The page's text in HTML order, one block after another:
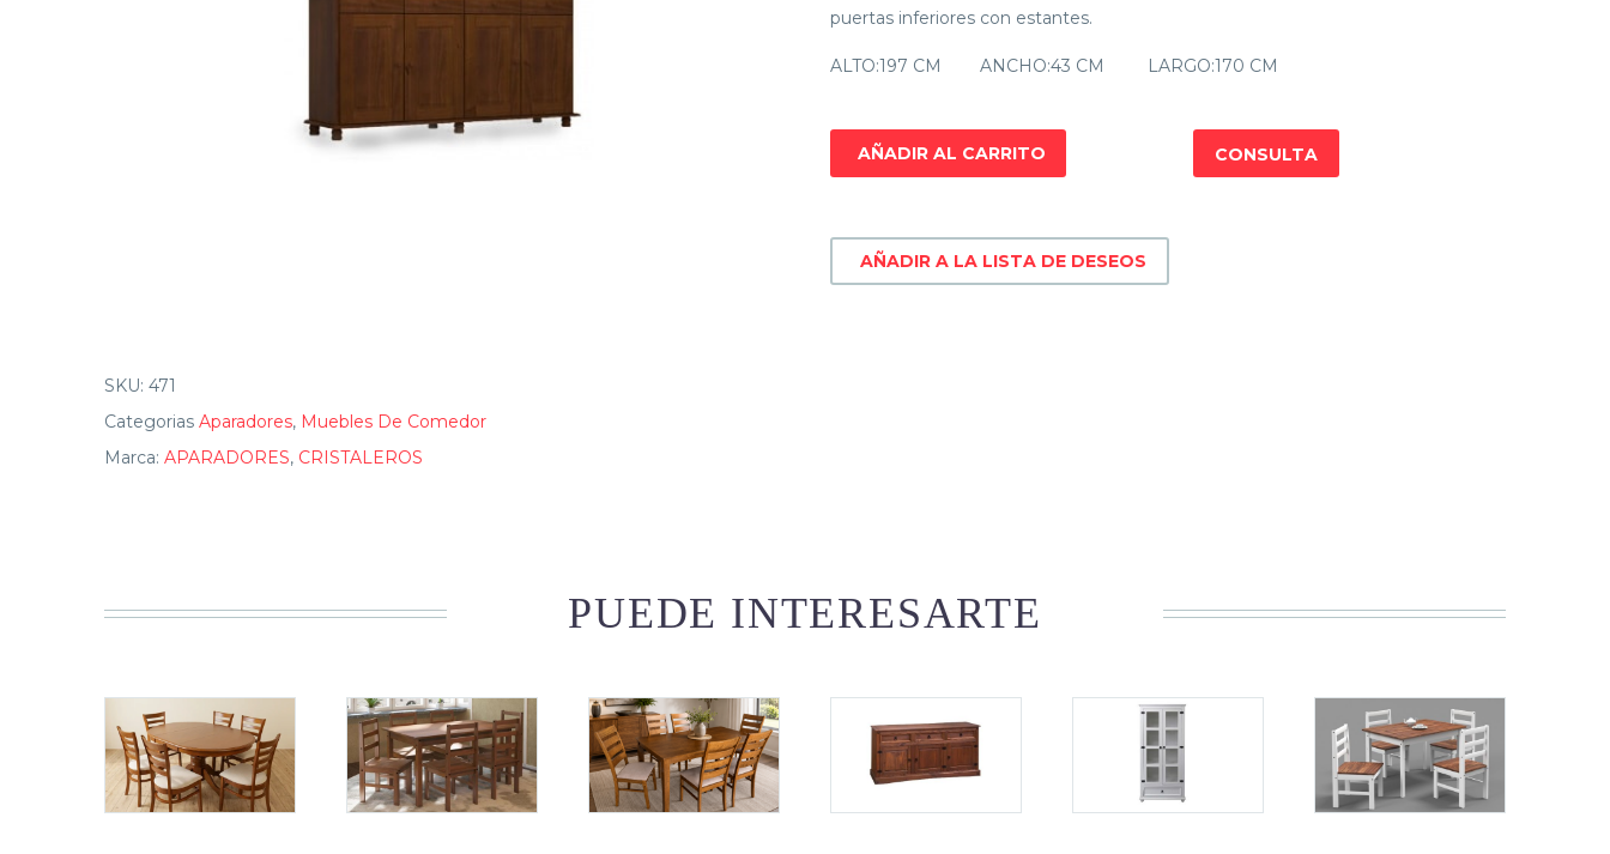
puertas inferiores con estantes.
ALTO:197 CM ANCHO:43 CM LARGO:170 CM
AÑADIR AL CARRITO
AÑADIR A LA LISTA DE DESEOS
CONSULTA
SKU: 471
Categorias Aparadores, Muebles De Comedor
Marca: APARADORES, CRISTALEROS
PUEDE INTERESARTE